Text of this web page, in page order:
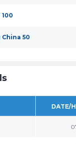
100
China 50
DATE/